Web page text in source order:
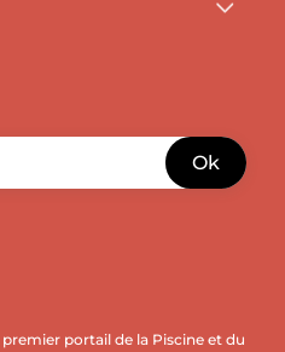
Ok
premier portail de la Piscine et du